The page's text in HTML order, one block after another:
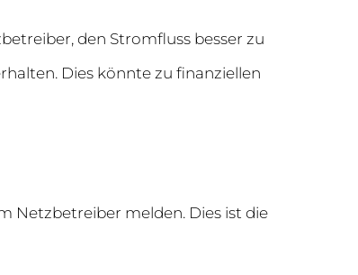
den Stromfluss besser zu
Dies könnte zu finanziellen
Netzbetreiber melden. Dies ist die